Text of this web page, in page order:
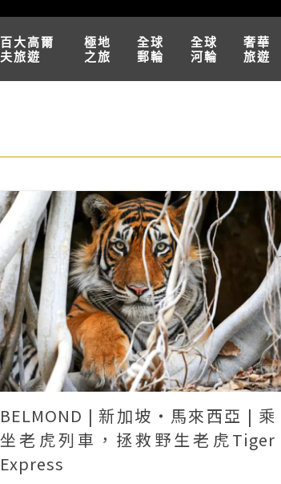
百大高爾
夫旅遊
極地
之旅
全球
郵輪
全球
河輪
奢華
旅遊
BELMOND | 新加坡‧馬來西亞 | 乘
坐老虎列車，拯救野生老虎Tiger
Express